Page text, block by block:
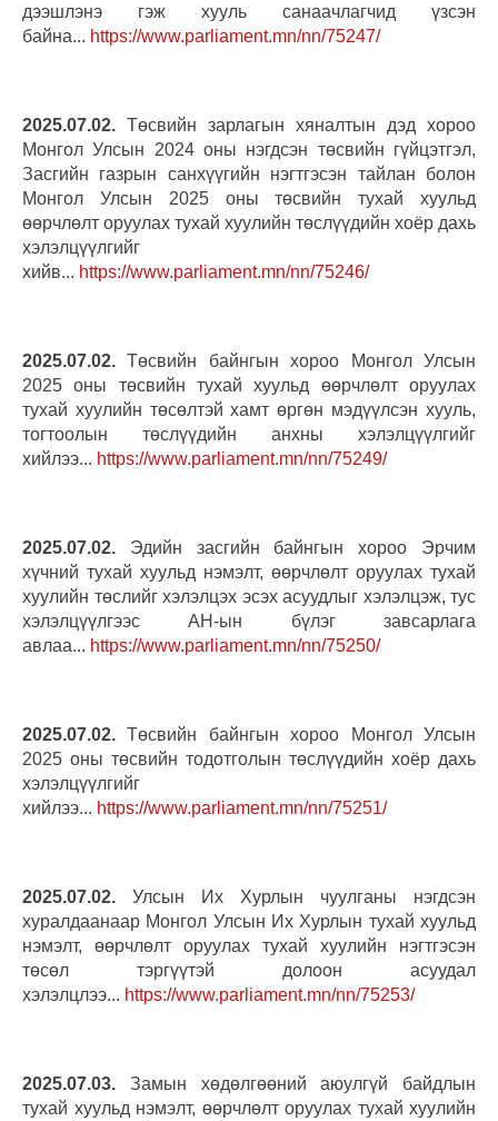
дээшлэнэ гэж хууль санаачлагчид үзсэн
байна... https://www.parliament.mn/nn/75247/
2025.07.02. Төсвийн зарлагын хяналтын дэд хороо
Монгол Улсын 2024 оны нэгдсэн төсвийн гүйцэтгэл,
Засгийн газрын санхүүгийн нэгтгэсэн тайлан болон
Монгол Улсын 2025 оны төсвийн тухай хуульд
өөрчлөлт оруулах тухай хуулийн төслүүдийн хоёр дахь
хэлэлцүүлгийг
хийв... https://www.parliament.mn/nn/75246/
2025.07.02. Төсвийн байнгын хороо Монгол Улсын
2025 оны төсвийн тухай хуульд өөрчлөлт оруулах
тухай хуулийн төсөлтэй хамт өргөн мэдүүлсэн хууль,
тогтоолын төслүүдийн анхны хэлэлцүүлгийг
хийлээ... https://www.parliament.mn/nn/75249/
2025.07.02. Эдийн засгийн байнгын хороо Эрчим
хүчний тухай хуульд нэмэлт, өөрчлөлт оруулах тухай
хуулийн төслийг хэлэлцэх эсэх асуудлыг хэлэлцэж, тус
хэлэлцүүлгээс АН-ын бүлэг завсарлага
авлаа... https://www.parliament.mn/nn/75250/
2025.07.02. Төсвийн байнгын хороо Монгол Улсын
2025 оны төсвийн тодотголын төслүүдийн хоёр дахь
хэлэлцүүлгийг
хийлээ... https://www.parliament.mn/nn/75251/
2025.07.02. Улсын Их Хурлын чуулганы нэгдсэн
хуралдаанаар Монгол Улсын Их Хурлын тухай хуульд
нэмэлт, өөрчлөлт оруулах тухай хуулийн нэгтгэсэн
төсөл тэргүүтэй долоон асуудал
хэлэлцлээ... https://www.parliament.mn/nn/75253/
2025.07.03. Замын хөдөлгөөний аюулгүй байдлын
тухай хуульд нэмэлт, өөрчлөлт оруулах тухай хуулийн